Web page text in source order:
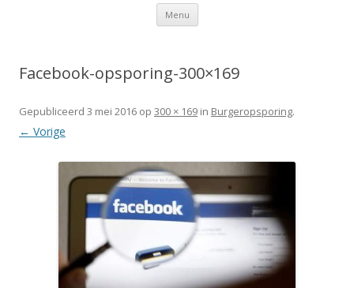
Menu Spring
inhoud
Facebook-opsporing-300×169
Gepubliceerd 3 mei 2016 op 300 × 169 in Burgeropsporing.
← Vorige